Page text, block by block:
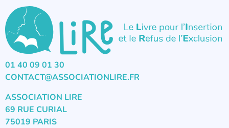
01 40 09 01 30
CONTACT@ASSOCIATIONLIRE.FR
ASSOCIATION LIRE
69 RUE CURIAL
75019 PARIS